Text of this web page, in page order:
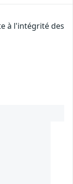
à l'intégrité des